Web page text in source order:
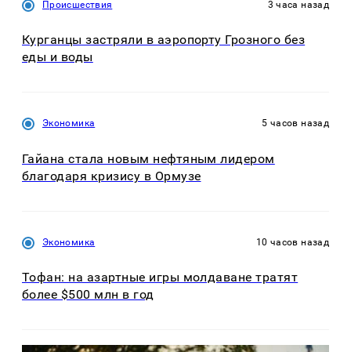
Происшествия 3 часа назад
Курганцы застряли в аэропорту Грозного без
еды и воды
Экономика 5 часов назад
Гайана стала новым нефтяным лидером
благодаря кризису в Ормузе
Экономика 10 часов назад
Тофан: на азартные игры молдаване тратят
более $500 млн в год